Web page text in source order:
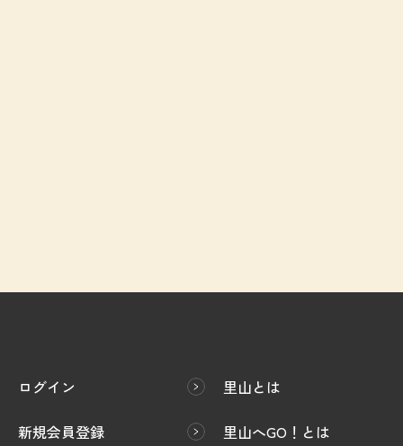
ログイン
新規会員登録
里山とは
里山へGO！とは